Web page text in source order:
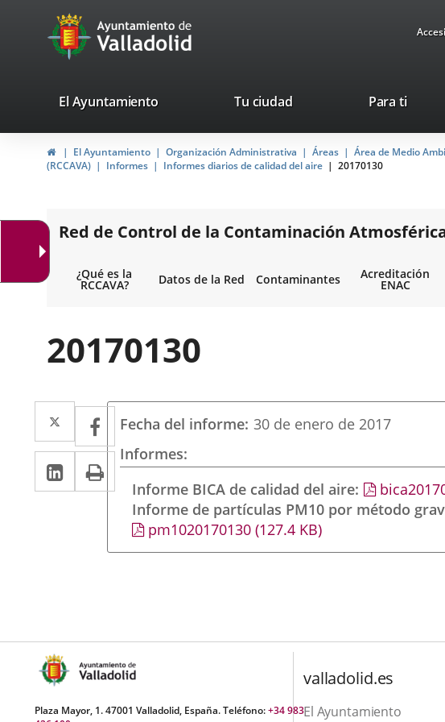
Portal
Web
Ayuntamiento
de
Valladolid
valladolid.es
El Ayuntamiento Tu ciudad Para ti
HomeEl Ayuntamiento Organización Administrativa Áreas Área de Medio
(RCCAVA)
Informes Informes diarios de calidad del aire 20170130
Red de Control de la Contaminación
¿Qué es la
RCCAVA? Datos de la Red Contaminantes Acreditación
ENAC
20170130
Twitter
Enlace
a
una
aplicación
externa.
Facebook
Enlace
a
una
aplicación
externa.
Linkedin
Enlace
a
aplicación
Print
Fecha del informe 30 de enero de 2017
Informes
Informe BICA de calidad del aire
Informe de partículas PM10 por método
pm1020170130(127.4 KB)
Plaza Mayor, 1. 47001 Valladolid, España. Teléfono:+34 983
valladolid.es
El Ayuntamiento